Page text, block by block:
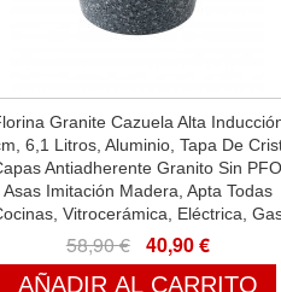
Granite Cazuela Alta
6,1 Litros, Aluminio, Tapa De
Antiadherente Granito Sin
Asas Imitación Madera, Apta Todas
Vitrocerámica, Eléctrica,
58,90 € 40,90 €
AÑADIR AL CARRITO